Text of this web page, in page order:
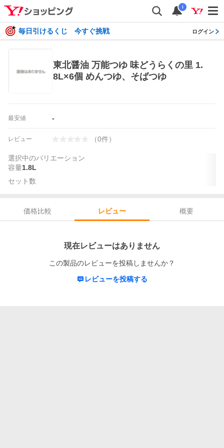
i
毎日引けるくじ 今すぐ挑戦 ログイン
東北醤油 万能つゆ 味どうらくの里 1.
8L×6個 めんつゆ、そばつゆ
最安値 -
レビュー （0件）
選択中のバリエーション
容量1.8L
セット数
価格比較 レビュー
概要
現在レビューはありません
この製品のレビューを投稿しませんか？
レビューを投稿する